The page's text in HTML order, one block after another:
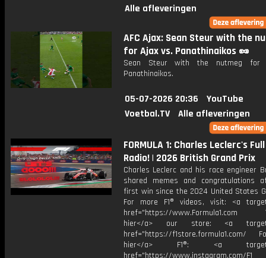
Alle afleveringen
AFC Ajax: Sean Steur with the
for Ajax vs. Panathinaikos 🥜
Sean Steur with the nutmeg for
Panathinaikos.
05-07-2026 20:36
YouTube
Voetbal.TV
Alle afleveringen
FORMULA 1: Charles Leclerc's
Radio! | 2026 British Grand Prix
Charles Leclerc and his race engineer
shared memes and congratulations
first win since the 2024 United States
For more F1® videos, visit: <a
href="https://www.Formula1.com
hier</a> our store: <a
href="https://f1store.formula1.com/
hier</a> F1®: <a
href="https://www.instagram.com/F1